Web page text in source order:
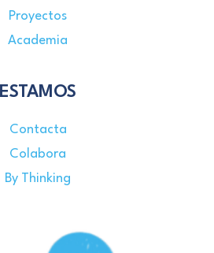
Proyectos
Academia
ESTAMOS
Contacta
Colabora
By Thinking